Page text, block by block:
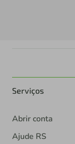
Serviços
Abrir conta
Ajude RS